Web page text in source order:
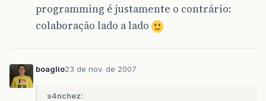
programming é justamente o contrário:
colaboração lado a lado
boaglio23 de nov. de 2007
s4nchez: